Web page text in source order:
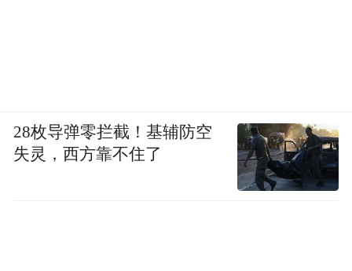
28枚导弹零拦截！基辅防空
失灵，西方靠不住了